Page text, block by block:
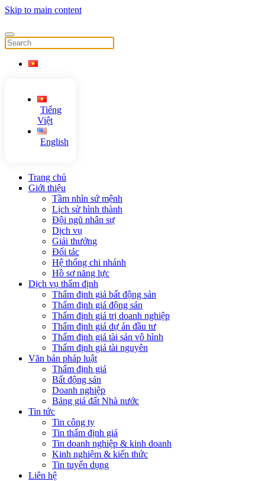
Skip to main content
Tiếng
Việt
English
Trang chủ
Giới thiệu
Tầm nhìn sứ mệnh
Lịch sử hình thành
Đội ngũ nhân sự
Dịch vụ
Giải thưởng
Đối tác
Hệ thống chi nhánh
Hồ sơ năng lực
Dịch vụ thẩm định
Thẩm định giá bất động sản
Thẩm định giá động sản
Thẩm định giá trị doanh nghiệp
Thẩm định giá dự án đầu tư
Thẩm định giá tài sản vô hình
Thẩm định giá tài nguyên
Văn bản pháp luật
Thẩm định giá
Bất động sản
Doanh nghiệp
Bảng giá đất Nhà nước
Tin tức
Tin công ty
Tin thẩm định giá
Tin doanh nghiệp & kinh doanh
Kinh nghiệm & kiến thức
Tin tuyển dụng
Liên hệ